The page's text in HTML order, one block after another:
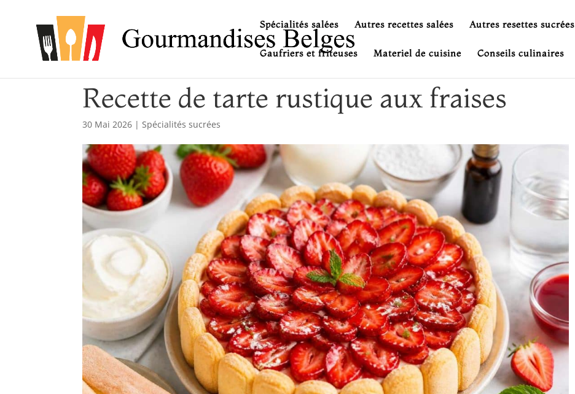
Spécialités salées Autres recettes salées Autres resettes sucrées
Gaufriers et friteuses Materiel de cuisine Conseils culinaires
Recette de tarte rustique aux fraises
30 Mai 2026 |Spécialités sucrées